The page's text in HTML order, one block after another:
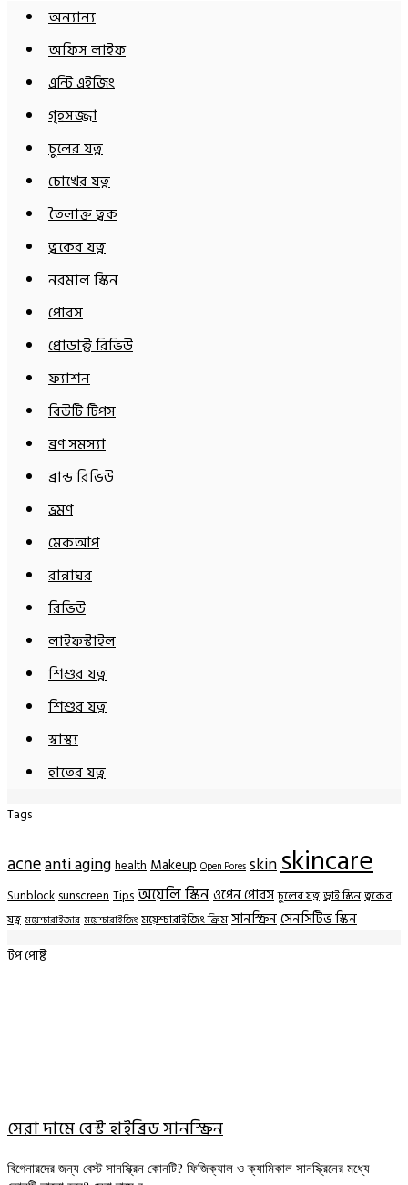
অন্যান্য
অফিস লাইফ
এন্টি এইজিং
গৃহসজ্জা
চুলের যত্ন
চোখের যত্ন
তৈলাক্ত ত্বক
ত্বকের যত্ন
নরমাল স্কিন
পোরস
প্রোডাক্ট রিভিউ
ফ্যাশন
বিউটি টিপস
ব্রণ সমস্যা
ব্রান্ড রিভিউ
ভ্রমণ
মেকআপ
রান্নাঘর
রিভিউ
লাইফস্টাইল
শিশুর যত্ন
শিশুর যত্ন
স্বাস্থ্য
হাতের যত্ন
Tags
acneanti aging health Makeup Open Pores skinskincare
Sunblock sunscreen Tips অয়েলি স্কিনওপেন পোরস চুলের যত্ন ড্রাই স্কিন ত্বকের
যত্ন ময়েশ্চারাইজার ময়েশ্চারাইজিং ময়েশ্চারাইজিং ক্রিম সানস্ক্রিনসেনসিটিভ স্কিন
টপ পোষ্ট
সেরা দামে বেস্ট হাইব্রিড সানস্ক্রিন
বিগেনারদের জন্য বেস্ট সানস্ক্রিন কোনটি? ফিজিক্যাল ও ক্যামিকাল সানস্ক্রিনের মধ্যে